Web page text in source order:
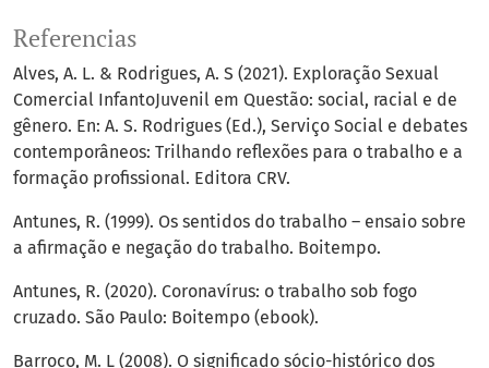
Referencias
Alves, A. L. & Rodrigues, A. S (2021). Exploração Sexual
Comercial InfantoJuvenil em Questão: social, racial e de
gênero. En: A. S. Rodrigues (Ed.), Serviço Social e debates
contemporâneos: Trilhando reflexões para o trabalho e a
formação profissional. Editora CRV.
Antunes, R. (1999). Os sentidos do trabalho – ensaio sobre
a afirmação e negação do trabalho. Boitempo.
Antunes, R. (2020). Coronavírus: o trabalho sob fogo
cruzado. São Paulo: Boitempo (ebook).
Barroco, M. L (2008). O significado sócio-histórico dos